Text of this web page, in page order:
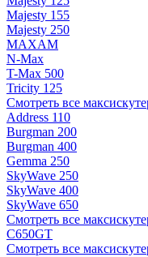
Majesty 155
Majesty 250
MAXAM
N-Max
T-Max 500
Tricity 125
Смотреть все
Address 110
Burgman 200
Burgman 400
Gemma 250
SkyWave 250
SkyWave 400
SkyWave 650
Смотреть все
C650GT
Смотреть все